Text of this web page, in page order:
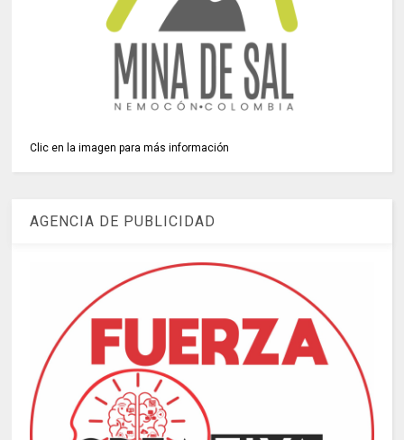
Clic en la imagen para más información
AGENCIA DE PUBLICIDAD